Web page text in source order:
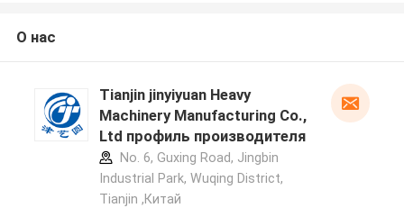
О нас
Tianjin jinyiyuan Heavy
Machinery Manufacturing Co.,
Ltd профиль производителя
No. 6, Guxing Road, Jingbin
Industrial Park, Wuqing District,
Tianjin ,Китай